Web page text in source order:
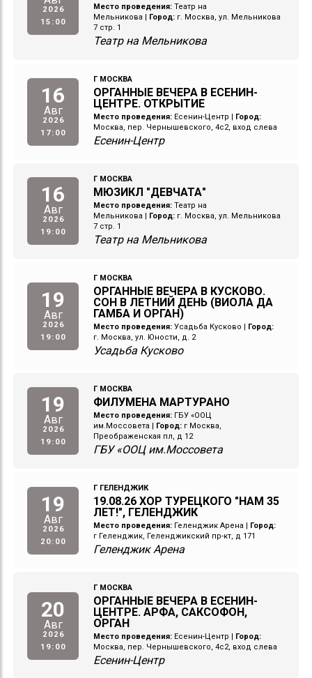
2026
15:00
Место проведения: Театр на
Мельникова
Город: г. Москва, ул. Мельникова
7 стр. 1
Театр на Мельникова
16
Авг
2026
17:00
Г МОСКВА
ОРГАННЫЕ ВЕЧЕРА В ЕСЕНИН-
ЦЕНТРЕ. ОТКРЫТИЕ
Место проведения: Есенин-Центр
Город:
Москва, пер. Чернышевского, 4с2, вход слева
Есенин-Центр
16
Авг
2026
19:00
Г МОСКВА
МЮЗИКЛ "ДЕВЧАТА"
Место проведения: Театр на
Мельникова
Город: г. Москва, ул. Мельникова
7 стр. 1
Театр на Мельникова
19
Авг
2026
19:00
Г МОСКВА
ОРГАННЫЕ ВЕЧЕРА В КУСКОВО.
СОН В ЛЕТНИЙ ДЕНЬ (ВИОЛА ДА
ГАМБА И ОРГАН)
Место проведения: Усадьба Кусково
Город:
г. Москва, ул. Юности, д. 2
Усадьба Кусково
19
Авг
2026
19:00
Г МОСКВА
ФИЛУМЕНА МАРТУРАНО
Место проведения: ГБУ «ООЦ
им.Моссовета
Город: г Москва,
Преображенская пл, д 12
ГБУ «ООЦ им.Моссовета
19
Авг
2026
20:00
Г ГЕЛЕНДЖИК
19.08.26 ХОР ТУРЕЦКОГО "НАМ 35
ЛЕТ!", ГЕЛЕНДЖИК
Место проведения: Геленджик Арена
Город:
г Геленджик, Геленджикский пр-кт, д 171
Геленджик Арена
20
Авг
2026
19:00
Г МОСКВА
ОРГАННЫЕ ВЕЧЕРА В ЕСЕНИН-
ЦЕНТРЕ. АРФА, САКСОФОН,
ОРГАН
Место проведения: Есенин-Центр
Город:
Москва, пер. Чернышевского, 4с2, вход слева
Есенин-Центр